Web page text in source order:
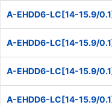
A-EHDD6-LC[14-15.9/
A-EHDD6-LC[14-15.9/
A-EHDD6-LC[14-15.9/
A-EHDD6-LC[14-15.9/